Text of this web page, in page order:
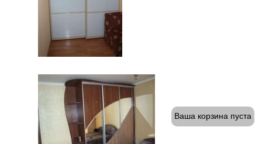
Ваша корзина пуста